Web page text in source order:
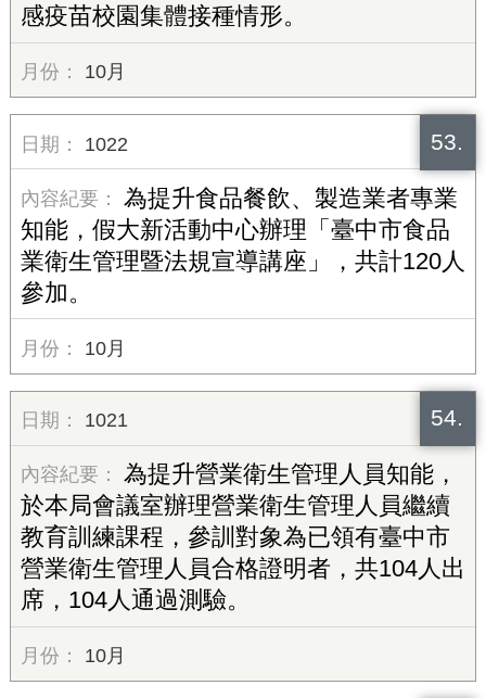
感疫苗校園集體接種情形。
10月
53.
1022
為提升食品餐飲、製造業者專業
知能，假大新活動中心辦理「臺中市食品
業衛生管理暨法規宣導講座」，共計120人
參加。
10月
54.
1021
為提升營業衛生管理人員知能，
於本局會議室辦理營業衛生管理人員繼續
教育訓練課程，參訓對象為已領有臺中市
營業衛生管理人員合格證明者，共104人出
席，104人通過測驗。
10月